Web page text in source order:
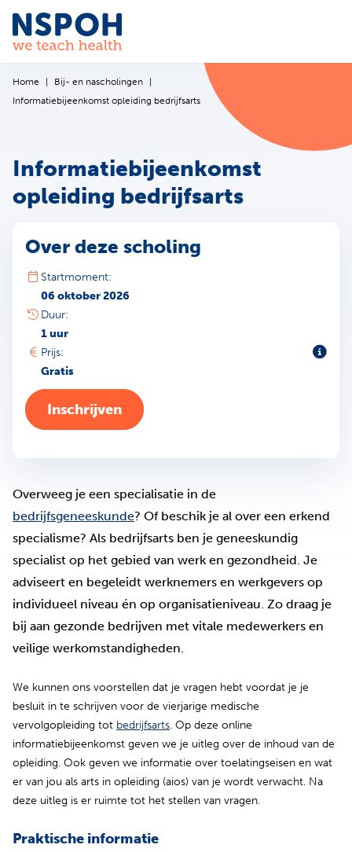
Ga naar de inhoud
Home
Bij- en nascholingen
Informatiebijeenkomst opleiding bedrijfsarts
Informatiebijeenkomst
opleiding bedrijfsarts
Over deze scholing
Startmoment:
06 oktober 2026
Duur:
1 uur
Prijs:
Gratis
Inschrijven
Overweeg je een specialisatie in de
bedrijfsgeneeskunde? Of beschik je al over een erkend
specialisme? Als bedrijfsarts ben je geneeskundig
specialist op het gebied van werk en gezondheid. Je
adviseert en begeleidt werknemers en werkgevers op
individueel niveau én op organisatieniveau. Zo draag je
bij aan gezonde bedrijven met vitale medewerkers en
veilige werkomstandigheden.
We kunnen ons voorstellen dat je vragen hebt voordat je je
besluit in te schrijven voor de vierjarige medische
vervolgopleiding tot bedrijfsarts. Op deze online
informatiebijeenkomst geven we je uitleg over de inhoud van de
opleiding. Ook geven we informatie over toelatingseisen en wat
er van jou als arts in opleiding (aios) van je wordt verwacht. Na
deze uitleg is er ruimte tot het stellen van vragen.
Praktische informatie